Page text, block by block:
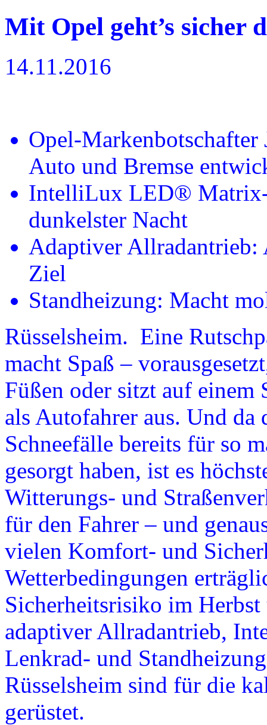
Mit Opel geht’s sicher
14.11.2016
Opel-
Auto und Bremse
IntelliLux LED®
dunkelster Nacht
Adaptiver Allradantrieb:
Ziel
Standheizung: Macht
Rüsselsheim. Eine
macht Spaß –
Füßen oder sitzt auf einem
als Autofahrer aus. Und da
Schneefälle bereits für so
gesorgt haben, ist es
Witterungs- und
für den Fahrer – und
vielen Komfort- und
Wetterbedingungen
Sicherheitsrisiko im
adaptiver Allradantrieb,
Lenkrad- und
Rüsselsheim sind für die
gerüstet.